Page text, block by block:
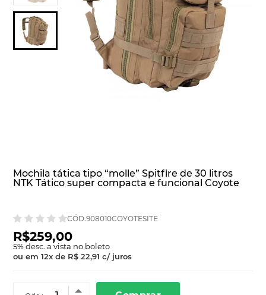
Mochila tática tipo “molle” Spitfire de 30 litros
NTK Tático super compacta e funcional Coyote
CÓD.908010COYOTESITE
R$259,00
5% desc. a vista no boleto
ou em12x de R$ 22,91 c/ juros